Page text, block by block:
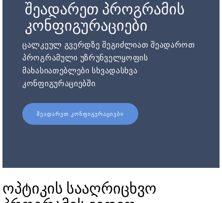
შეადარეთ პროგრამის
კონფიგურაციები
ცალკეულ გვერდზე შეგიძლიათ შეადაროთ
პროგრამული უზრუნველყოფის
მახასიათებლები სხვადასხვა
კონფიგურაციებში.
ᲨᲔᲐᲓᲐᲠᲔᲗ ᲙᲝᲜᲤᲘᲒᲣᲠᲐᲪᲘᲔᲑᲘ
ოპტიკის სააღრიცხვო